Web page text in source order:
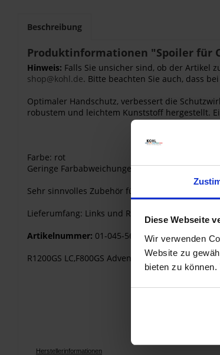
Diese Webseite
Wir verwenden
Website zu
bieten zu
Beschreibung
Produktinformationen "Spoiler für
Hinweis: Falls Sie unsicher sind, ob der Artikel
shop@kohl.de. Bitte beachten Sie auch, dass
Optimaler Handschutz, verbessert die
robustem und leichtem Kunststoff hergestellt.
Farbe: rot
Geringe Farbabweichungen möglich!
Sehr sinnvolles Zubehör für den GS-
Lieferumfang: Links und Rechts
Artikelnummer: 01-045-5667-0
R1200GS LC,F800GS Adventure,R1200GS
Herstellerinformationen